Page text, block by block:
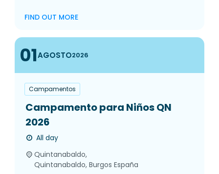
FIND OUT MORE
01AGOSTO2026
Campamentos
Campamento para Niños QN
2026
All day
Quintanabaldo,
Quintanabaldo, Burgos España